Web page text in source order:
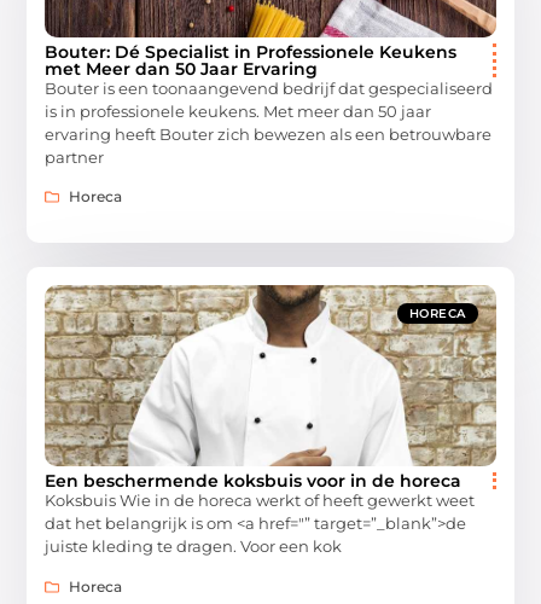
Bouter: Dé Specialist in Professionele Keukens
met Meer dan 50 Jaar Ervaring
Bouter is een toonaangevend bedrijf dat gespecialiseerd
is in professionele keukens. Met meer dan 50 jaar
ervaring heeft Bouter zich bewezen als een betrouwbare
partner
Horeca
HORECA
Een beschermende koksbuis voor in de horeca
Koksbuis Wie in de horeca werkt of heeft gewerkt weet
dat het belangrijk is om <a href="” target=”_blank”>de
juiste kleding te dragen. Voor een kok
Horeca